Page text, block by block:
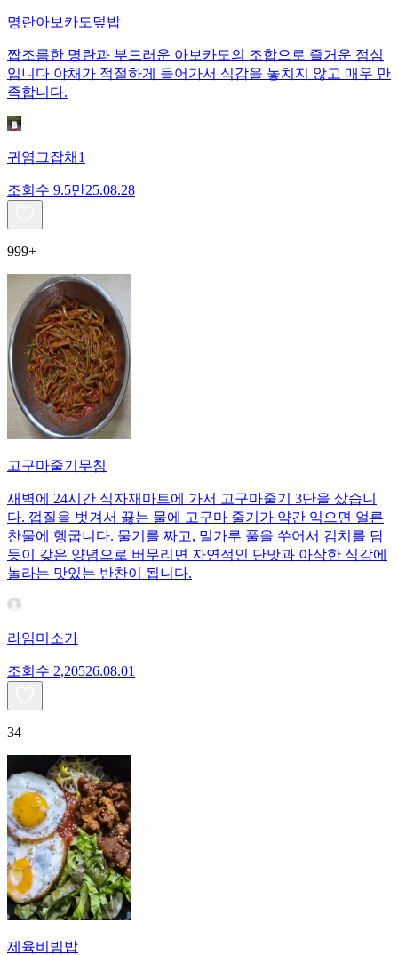
명란아보카도덮밥
짭조름한 명란과 부드러운 아보카도의 조합으로 즐거운 점심
입니다 야채가 적절하게 들어가서 식감을 놓치지 않고 매우 만
족합니다.
귀염그잡채1
조회수 9.5만25.08.28
999+
고구마줄기무침
새벽에 24시간 식자재마트에 가서 고구마줄기 3단을 샀습니
다. 껍질을 벗겨서 끓는 물에 고구마 줄기가 약간 익으면 얼른
찬물에 헹굽니다. 물기를 짜고, 밀가루 풀을 쑤어서 김치를 담
듯이 갖은 양념으로 버무리면 자연적인 단맛과 아삭한 식감에
놀라는 맛있는 반찬이 됩니다.
라임미소가
조회수 2,20526.08.01
34
제육비빔밥